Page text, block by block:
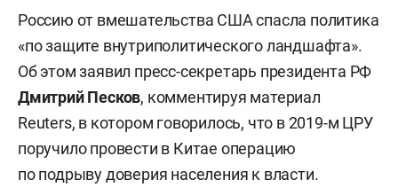
Россию от вмешательства США спасла политика
«по защите внутриполитического ландшафта».
Об этом заявил пресс-секретарь президента РФ
Дмитрий Песков, комментируя материал
Reuters, в котором говорилось, что в 2019-м ЦРУ
поручило провести в Китае операцию
по подрыву доверия населения к власти.